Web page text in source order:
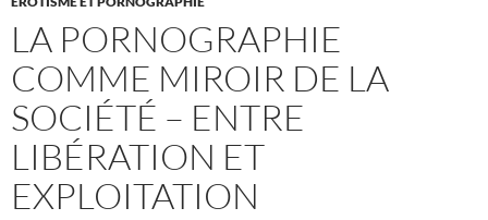
LA PORNOGRAPHIE
COMME MIROIR DE LA
SOCIÉTÉ – ENTRE
LIBÉRATION ET
EXPLOITATION